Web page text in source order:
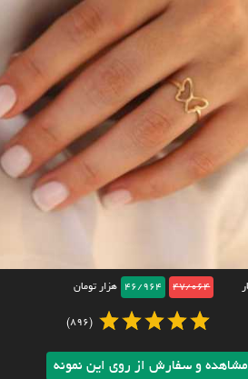
47/064
46/964 هزار تومان
(896)
مشاهده و سفارش از روی این نمونه